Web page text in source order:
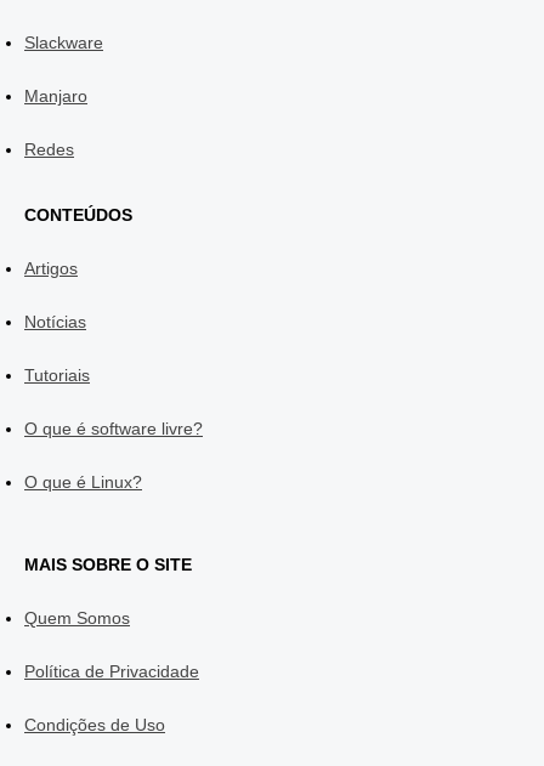
Slackware
Manjaro
Redes
CONTEÚDOS
Artigos
Notícias
Tutoriais
O que é software livre?
O que é Linux?
MAIS SOBRE O SITE
Quem Somos
Política de Privacidade
Condições de Uso